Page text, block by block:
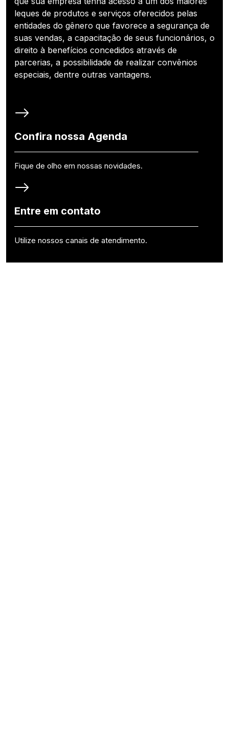
leques de produtos e serviços oferecidos pelas
entidades do gênero que favorece a segurança de
suas vendas, a capacitação de seus funcionários, o
direito à benefícios concedidos através de
parcerias, a possibilidade de realizar convênios
especiais, dentre outras vantagens.
Confira nossa Agenda
Fique de olho em nossas novidades.
Entre em contato
Utilize nossos canais de atendimento.